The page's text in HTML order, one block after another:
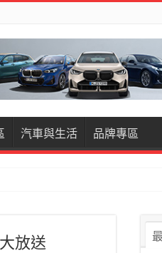
汽車與生活 品牌專區
放送